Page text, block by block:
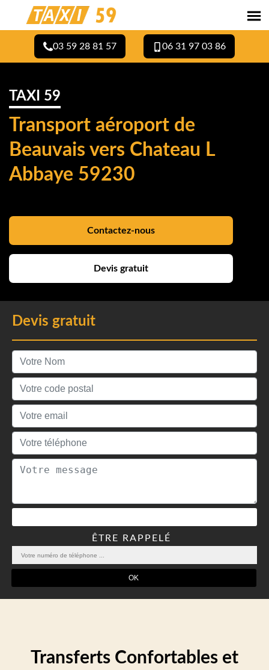
03 59 28 81 57 06 31 97 03 86
TAXI 59
Transport aéroport de
Beauvais vers Chateau L
Abbaye 59230
Contactez-nous
Devis gratuit
Devis gratuit
ÊTRE RAPPELÉ
Transferts Confortables et